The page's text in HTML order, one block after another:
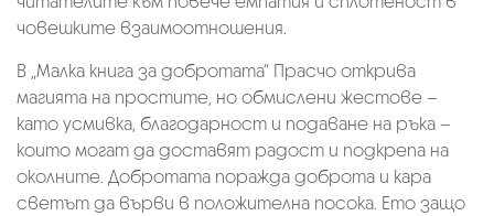
човешките взаимоотношения.
В „Малка книга за добротата“ Прасчо открива
магията на простите, но обмислени жестове –
като усмивка, благодарност и подаване на ръка –
които могат да доставят радост и подкрепа на
околните. Добротата поражда доброта и кара
светът да върви в положителна посока. Ето защо